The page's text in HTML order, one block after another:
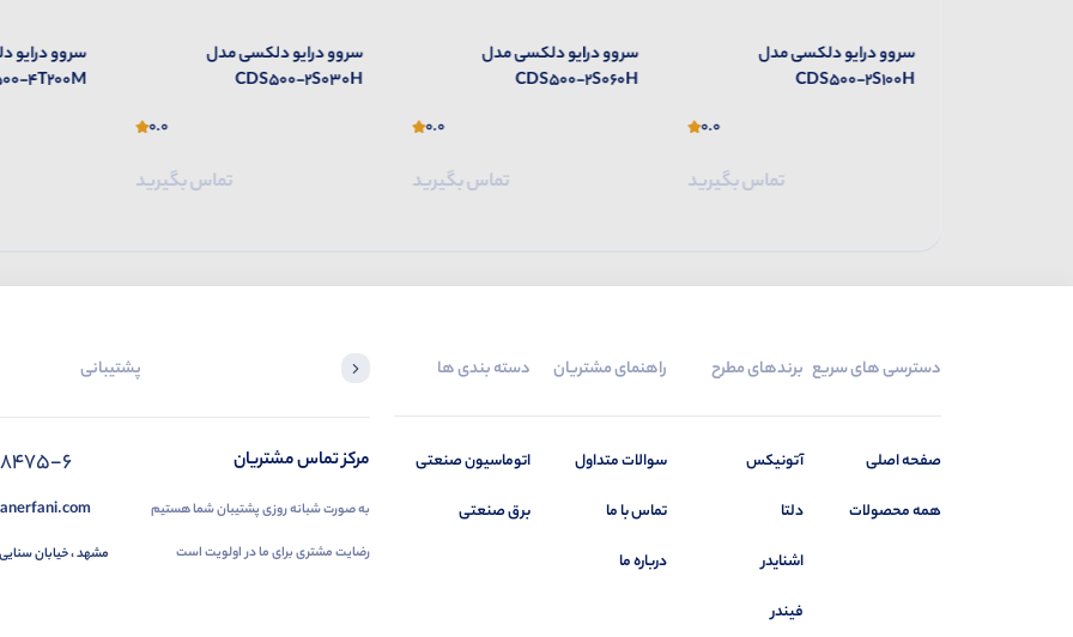
سروو درایو دلکسی مدل
CDS500-2S100H
0.0
تماس بگیرید
سروو درایو دلکسی مدل
CDS500-2S060H
0.0
تماس بگیرید
سروو درایو دلکسی مدل
CDS500-2S030H
0.0
تماس بگیرید
سروو درایو
4T200M
دسترسی های سریع
صفحه اصلی
همه محصولات
برندهای مطرح
آتونیکس
دلتا
اشنایدر
فیندر
راهنمای مشتریان
سوالات متداول
تماس با ما
درباره ما
دسته بندی ها
اتوماسیون صنعتی
برق صنعتی
پشتیبانی
مرکز تماس مشتریان
به صورت شبانه روزی پشتیبان شما هستیم
رضایت مشتری برای ما در اولویت است
6
مشهد ، خیابان